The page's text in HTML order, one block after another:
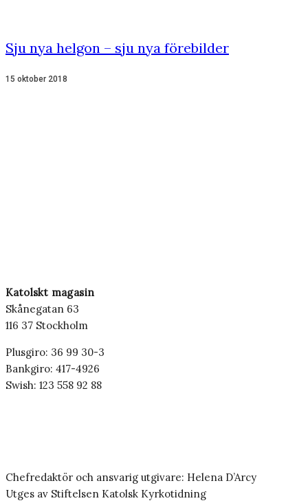
Sju nya helgon – sju nya förebilder
15 oktober 2018
Katolskt magasin
Skånegatan 63
116 37 Stockholm
Plusgiro: 36 99 30-3
Bankgiro: 417-4926
Swish: 123 558 92 88
Chefredaktör och ansvarig utgivare: Helena D’Arcy
Utges av Stiftelsen Katolsk Kyrkotidning